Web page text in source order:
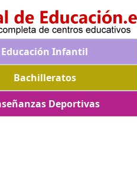
Educación Infantil
Bachilleratos
Deportivas